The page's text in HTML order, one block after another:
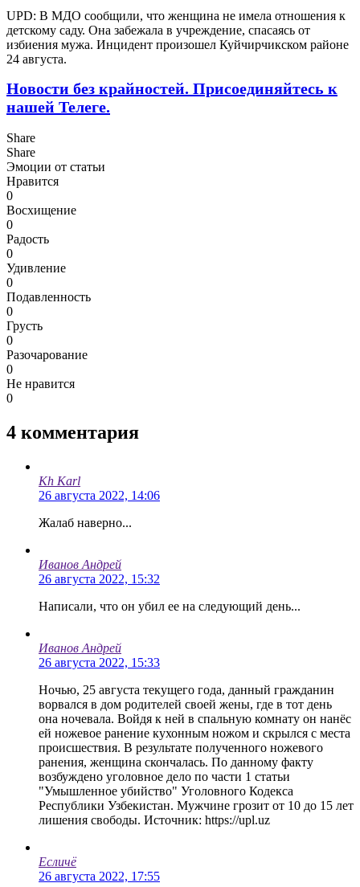
UPD: В МДО сообщили, что женщина не имела отношения к
детскому саду. Она забежала в учреждение, спасаясь от
избиения мужа. Инцидент произошел Куйчирчикском районе
24 августа.
Новости без крайностей. Присоединяйтесь к
нашей Телеге.
Share
Share
Эмоции от статьи
Нравится
0
Восхищение
0
Радость
0
Удивление
0
Подавленность
0
Грусть
0
Разочарование
0
Не нравится
0
4 комментария
Kh Karl
26 августа 2022, 14:06
Жалаб наверно...
Иванов Андрей
26 августа 2022, 15:32
Написали, что он убил ее на следующий день...
Иванов Андрей
26 августа 2022, 15:33
Ночью, 25 августа текущего года, данный гражданин
ворвался в дом родителей своей жены, где в тот день
она ночевала. Войдя к ней в спальную комнату он нанёс
ей ножевое ранение кухонным ножом и скрылся с места
происшествия. В результате полученного ножевого
ранения, женщина скончалась. По данному факту
возбуждено уголовное дело по части 1 статьи
"Умышленное убийство" Уголовного Кодекса
Республики Узбекистан. Мужчине грозит от 10 до 15 лет
лишения свободы. Источник: https://upl.uz
Есличё
26 августа 2022, 17:55